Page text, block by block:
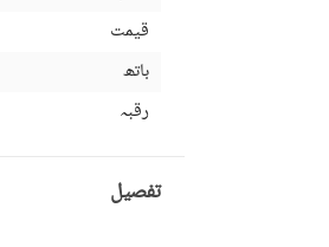
قیمت
باتھ
رقبہ
تفصیل